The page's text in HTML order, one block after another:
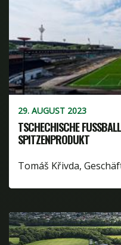
29. AUGUST 2023
TSCHECHISCHE
PITZENPRODUKT
Tomáš Křivda,